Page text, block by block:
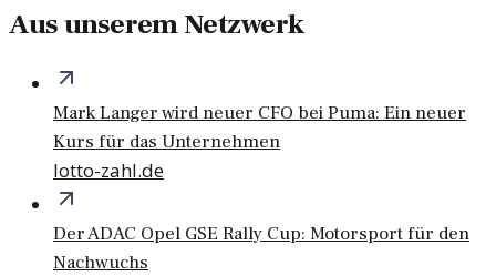
Aus unserem Netzwerk
Mark Langer wird neuer CFO bei Puma: Ein neuer
Kurs für das Unternehmen
lotto-zahl.de
Der ADAC Opel GSE Rally Cup: Motorsport für den
Nachwuchs